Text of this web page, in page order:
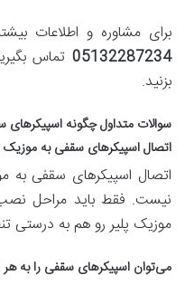
برای مشاوره و اطلاعات
05132287234تماس
بزنید.
سوالات متداول چگونه
اتصال اسپیکرهای سقفی به
اتصال اسپیکرهای سقفی به
نیست. فقط باید مراحل
موزیک پلیر رو هم به درستی
می‌توان اسپیکرهای سقفی را به